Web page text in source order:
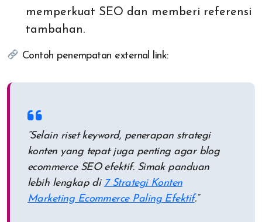
memperkuat SEO dan memberi referensi
tambahan.
Contoh penempatan external link:
“Selain riset keyword, penerapan strategi
konten yang tepat juga penting agar blog
ecommerce SEO efektif. Simak panduan
lebih lengkap di 7 Strategi Konten
Marketing Ecommerce Paling Efektif.”